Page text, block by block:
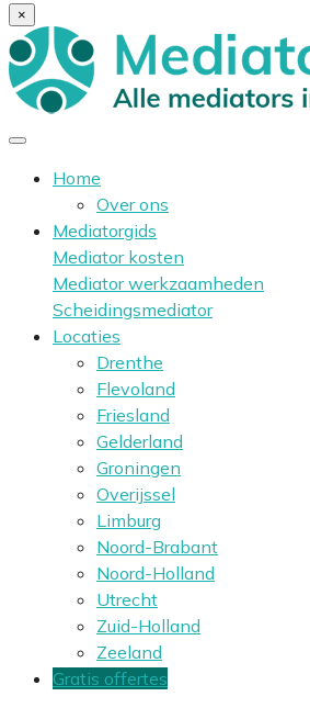
×
Home
Over ons
Mediatorgids
Mediator kosten
Mediator werkzaamheden
Scheidingsmediator
Locaties
Drenthe
Flevoland
Friesland
Gelderland
Groningen
Overijssel
Limburg
Noord-Brabant
Noord-Holland
Utrecht
Zuid-Holland
Zeeland
Gratis offertes